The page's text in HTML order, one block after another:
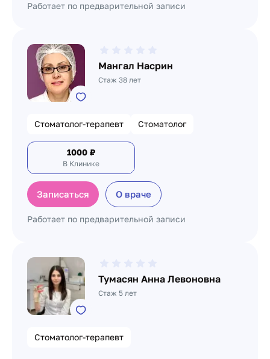
Работает по предварительной записи
Мангал Насрин
Стаж 38 лет
Стоматолог-терапевт Стоматолог
1000 ₽
В Клинике
Записаться О враче
Работает по предварительной записи
Тумасян Анна Левоновна
Стаж 5 лет
Стоматолог-терапевт